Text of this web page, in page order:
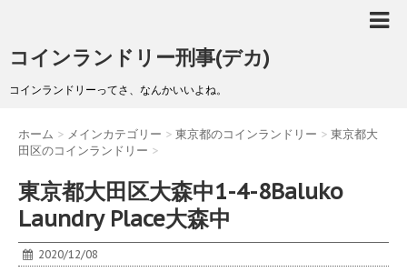
コインランドリー刑事(デカ)
コインランドリーってさ、なんかいいよね。
ホーム > メインカテゴリー > 東京都のコインランドリー > 東京都大
田区のコインランドリー >
東京都大田区大森中1-4-8Baluko
Laundry Place大森中
2020/12/08